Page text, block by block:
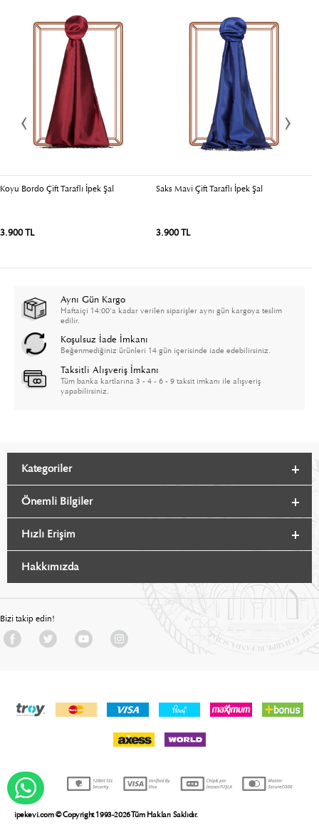
Koyu Bordo Çift Taraflı İpek Şal
3.900 TL
Saks Mavi Çift Taraflı İpek Şal
3.900 TL
Aynı Gün Kargo
Haftaiçi 14:00'a kadar verilen siparişler aynı gün kargoya teslim
edilir.
Koşulsuz İade İmkanı
Beğenmediğiniz ürünleri 14 gün içerisinde iade edebilirsiniz.
Taksitli Alışveriş İmkanı
Tüm banka kartlarına 3 - 4 - 6 - 9 taksit imkanı ile alışveriş
yapabilirsiniz.
Kategoriler
Önemli Bilgiler
Hızlı Erişim
Hakkımızda
Bizi takip edin!
ipekevi.com © Copyright 1993-2026 Tüm Hakları Saklıdır.
WHATSAPP DESTEK